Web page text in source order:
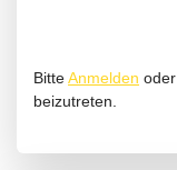
BitteAnmelden oder
beizutreten.